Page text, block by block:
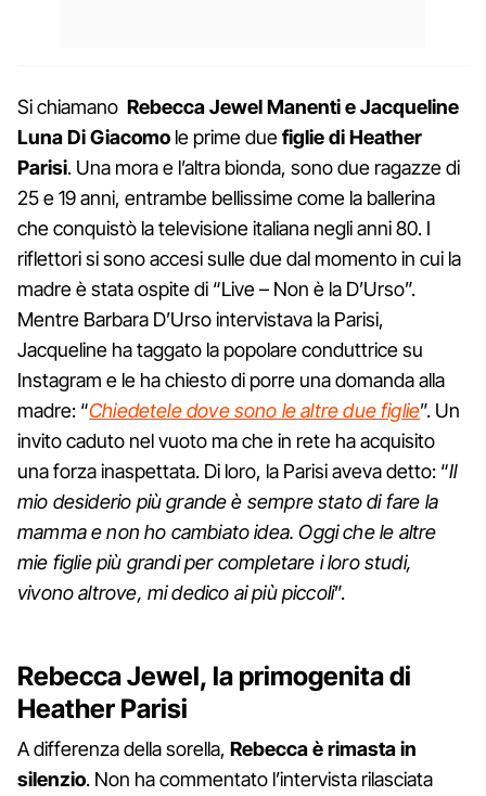
Si chiamano Rebecca Jewel Manenti e Jacqueline
Luna Di Giacomo le prime duefiglie di Heather
Parisi. Una mora e l’altra bionda, sono due ragazze di
25 e 19 anni, entrambe bellissime come la ballerina
che conquistò la televisione italiana negli anni 80. I
riflettori si sono accesi sulle due dal momento in cui la
madre è stata ospite di “Live – Non è la D’Urso”.
Mentre Barbara D’Urso intervistava la Parisi,
Jacqueline ha taggato la popolare conduttrice su
Instagram e le ha chiesto di porre una domanda alla
madre: “Chiedetele dove sono le altre due figlie”. Un
invito caduto nel vuoto ma che in rete ha acquisito
una forza inaspettata. Di loro, la Parisi aveva detto: “Il
mio desiderio più grande è sempre stato di fare la
mamma e non ho cambiato idea. Oggi che le altre
mie figlie più grandi per completare i loro studi,
vivono altrove, mi dedico ai più piccoli”.
Rebecca Jewel, la primogenita di
Heather Parisi
A differenza della sorella, Rebecca è rimasta in
silenzio. Non ha commentato l’intervista rilasciata